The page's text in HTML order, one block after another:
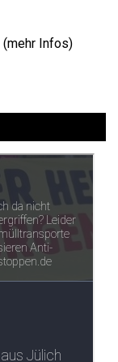
(mehr Infos)